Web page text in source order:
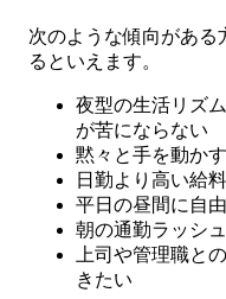
次のような傾向がある
るといえます。
夜型の生活リズ
が苦にならない
黙々と手を動か
日勤より高い給
平日の昼間に自
朝の通勤ラッシ
上司や管理職と
きたい